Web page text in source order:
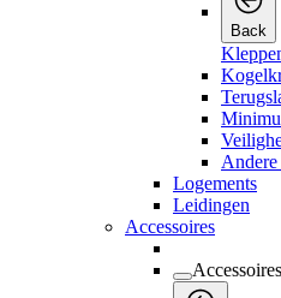
Back
Andere
Logements
Leidingen
Accessoires
Accessoires